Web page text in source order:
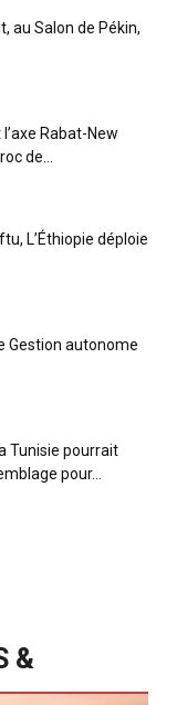
au Salon de Pékin,
Rabat-New
de...
L’Éthiopie déploie
Gestion autonome
Tunisie pourrait
pour...
&